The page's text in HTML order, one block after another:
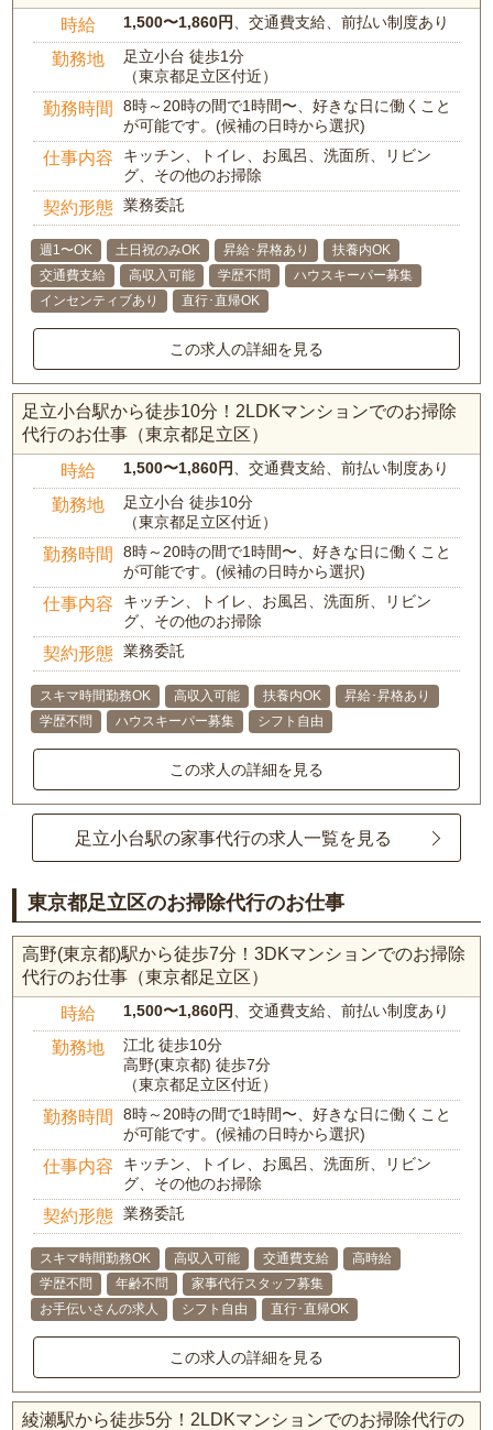
時給 1,500〜1,860円、交通費支給、前払い制度あり
勤務地
足立小台 徒歩1分
（東京都足立区付近）
勤務時間
8時～20時の間で1時間〜、好きな日に働くこと
が可能です。(候補の日時から選択)
仕事内容
キッチン、トイレ、お風呂、洗面所、リビン
グ、その他のお掃除
契約形態 業務委託
週1〜OK 土日祝のみOK 昇給･昇格あり
扶養内OK
交通費支給
高収入可能 学歴不問
ハウスキーパー募集
インセンティブあり
直行･直帰OK
この求人の詳細を見る
足立小台駅から徒歩10分！2LDKマンションでのお掃除
代行のお仕事（東京都足立区）
時給 1,500〜1,860円、交通費支給、前払い制度あり
勤務地
足立小台 徒歩10分
（東京都足立区付近）
勤務時間
8時～20時の間で1時間〜、好きな日に働くこと
が可能です。(候補の日時から選択)
仕事内容
キッチン、トイレ、お風呂、洗面所、リビン
グ、その他のお掃除
契約形態 業務委託
スキマ時間勤務OK 高収入可能 扶養内OK
昇給･昇格あり
学歴不問
ハウスキーパー募集 シフト自由
この求人の詳細を見る
足立小台駅の家事代行の求人一覧を見る
東京都足立区のお掃除代行のお仕事
高野(東京都)駅から徒歩7分！3DKマンションでのお掃除
代行のお仕事（東京都足立区）
時給 1,500〜1,860円 、交通費支給、前払い制度あり
勤務地
江北 徒歩10分
高野(東京都) 徒歩7分
（東京都足立区付近）
勤務時間
8時～20時の間で1時間〜、好きな日に働くこと
が可能です。(候補の日時から選択)
仕事内容
キッチン、トイレ、お風呂、洗面所、リビン
グ、その他のお掃除
契約形態 業務委託
スキマ時間勤務OK 高収入可能 交通費支給
高時給
学歴不問
年齢不問
家事代行スタッフ募集
お手伝いさんの求人
シフト自由 直行･直帰OK
この求人の詳細を見る
綾瀬駅から徒歩5分！2LDKマンションでのお掃除代行の